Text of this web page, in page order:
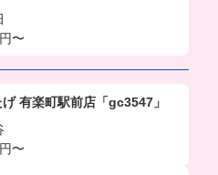
〜
有楽町駅前店「gc3547」
〜